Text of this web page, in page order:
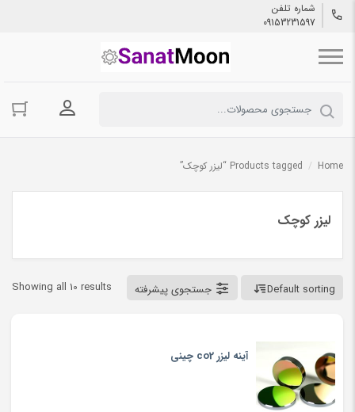
شماره تلفن
09153231597
ورود به
Home
/ Products tagged “لیزر کوچک”
لیزر کوچک
Showing all 10 results Default sorting جستجوی پیشرفته
آینه لیزر co2 چینی